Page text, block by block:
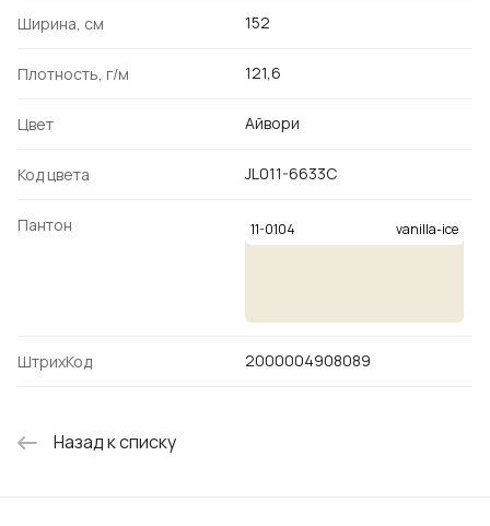
Ширина, см 152
Плотность, г/м 121,6
Цвет Айвори
Код цвета JL011-6633C
Пантон 11-0104 vanilla-ice
ШтрихКод 2000004908089
Назад к списку